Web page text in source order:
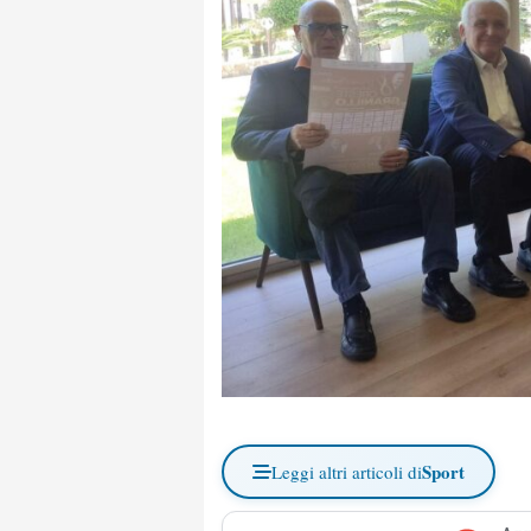
Leggi altri articoli diSport